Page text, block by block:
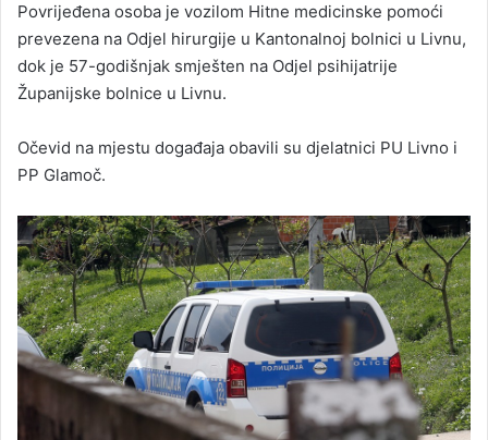
Povrijeđena osoba je vozilom Hitne medicinske pomoći
prevezena na Odjel hirurgije u Kantonalnoj bolnici u Livnu,
dok je 57-godišnjak smješten na Odjel psihijatrije
Županijske bolnice u Livnu.
Očevid na mjestu događaja obavili su djelatnici PU Livno i
PP Glamoč.